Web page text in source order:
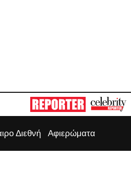
Διεθνή Αφιερώματα